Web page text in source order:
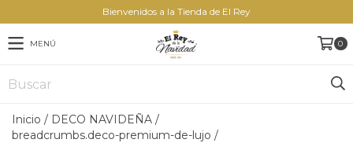
Bienvenidos a la Tienda de El Rey
MENÚ 0
Inicio / DECO NAVIDEÑA /
breadcrumbs.deco-premium-de-lujo /